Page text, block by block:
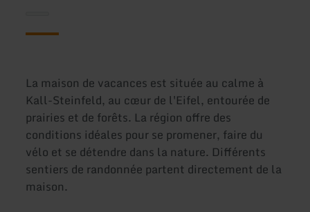
La maison de vacances est située au calme à
Kall-Steinfeld, au cœur de l'Eifel, entourée de
prairies et de forêts. La région offre des
conditions idéales pour se promener, faire du
vélo et se détendre dans la nature. Différents
sentiers de randonnée partent directement de la
maison.